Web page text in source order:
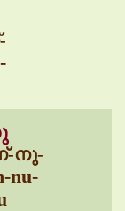
നു-
nu-